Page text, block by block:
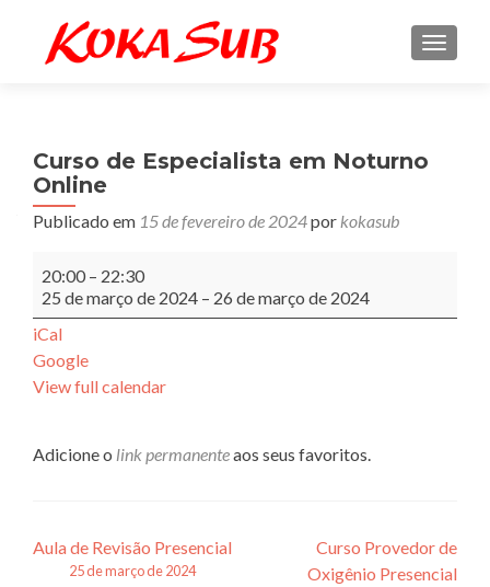
Curso de Especialista em Noturno
Online
Publicado em 15 de fevereiro de 2024por kokasub
de
Especialista
em
Online
20:00 – 22:30
25 de março de 2024 – 26 de março de 2024
iCal
Google
View full calendar
Adicione o link permanenteaos seus favoritos.
Navegação
Aula de Revisão Presencial
25 de março de 2024
Curso Provedor de
Oxigênio Presencial